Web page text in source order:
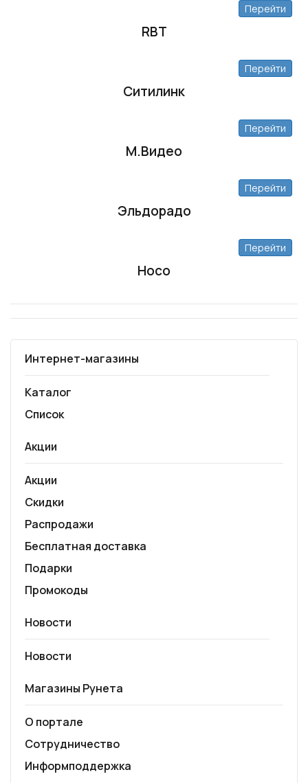
RBT
Перейти
Ситилинк
Перейти
М.Видео
Перейти
Эльдорадо
Перейти
Hoco
Перейти
Интернет-магазины
Каталог
Список
Акции
Акции
Скидки
Распродажи
Бесплатная доставка
Подарки
Промокоды
Новости
Новости
Магазины Рунета
О портале
Сотрудничество
Информподдержка